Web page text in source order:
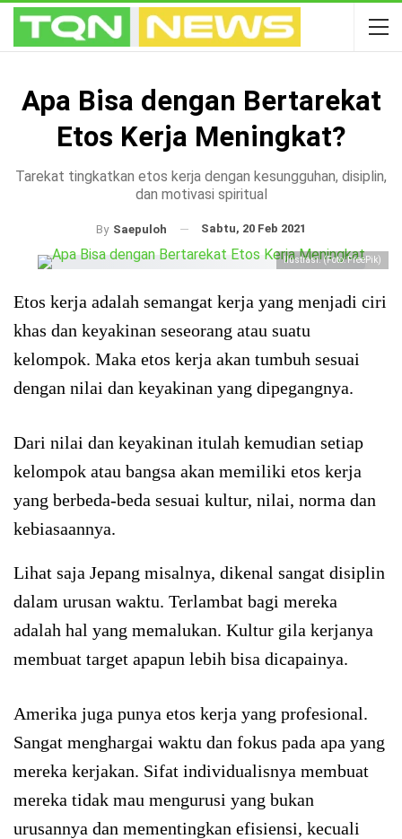
Apa Bisa dengan Bertarekat
Etos Kerja Meningkat?
Tarekat tingkatkan etos kerja dengan kesungguhan, disiplin,
dan motivasi spiritual
By Saepuloh Sabtu, 20 Feb 2021
Ilustrasi. (Foto: FreePik)
Etos kerja adalah semangat kerja yang menjadi ciri
khas dan keyakinan seseorang atau suatu
kelompok. Maka etos kerja akan tumbuh sesuai
dengan nilai dan keyakinan yang dipegangnya.
Dari nilai dan keyakinan itulah kemudian setiap
kelompok atau bangsa akan memiliki etos kerja
yang berbeda-beda sesuai kultur, nilai, norma dan
kebiasaannya.
Lihat saja Jepang misalnya, dikenal sangat disiplin
dalam urusan waktu. Terlambat bagi mereka
adalah hal yang memalukan. Kultur gila kerjanya
membuat target apapun lebih bisa dicapainya.
Amerika juga punya etos kerja yang profesional.
Sangat menghargai waktu dan fokus pada apa yang
mereka kerjakan. Sifat individualisnya membuat
mereka tidak mau mengurusi yang bukan
urusannya dan mementingkan efisiensi, kecuali